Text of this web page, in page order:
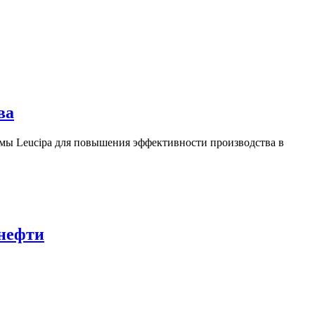
Leucipa для повышения эффективности производства в